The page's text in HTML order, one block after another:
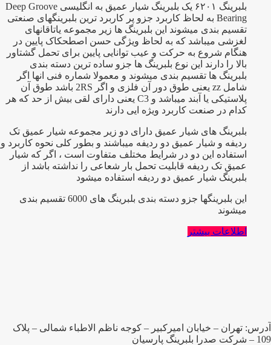
بلبرینگ ۶۲۰۱ یک بلبرینگ شیار عمیق به انگلیسی Deep Groove
Bearing به لحاظ کاربرد جزو پر کاربرد ترین بلبرینگهای صنعتی
تقسیم بندی میشوند این بلبرینگ ها زیر مجموعه یاتاقانهای
لغزشی میباشد که به لحاظ ویژگی حسن اصطحکاک پایین در
هنگام شروع به حرکت و عیب توانایی پایین برای تحمل گشتاور
بالا را دارند این نوع بلبرینگ ها جزو ساده ترین دسته بندی
بلبرینگ ها تقسیم بندی میشوند و معمولا شماره فنی انها اگر
شامل zz یعنی طوق دور آن فلزی و اگر 2RS باشد طوق آن
پلاستیکی یا آبند میباشد و C3 یعنی دارای لقی بیش از حد که هر
کدام در صنعت کاربرد ویژه ایی دارند
بلبرینگ های شیار عمیق دارای دو زیر مجموعه شیار عمیق تک
ردیفه و شیار عمیق دو ردیفه میباشند و بطور کلی نحوه کاربرد و
استفاده این دو در شرایط مختلف متفاوت است ، اگر که شیار
عمیق تک ردیفه قابلیت تحمل بار شعاعی را نداشته باشد از
بلبرینگ شیار عمیق دو ردیفه استفاده میشود
این بلبرینگها جزو دسته بندی بلبرینگ های 6000 تقسیم بندی
میشوند
اطلاعات بیشتر
آدرس: تهران – خیابان امیرکبیر – کوجه ناظم الاطباء شمالی – پلاک
109 – شرکت صدرا بلبرینگ پارسیان